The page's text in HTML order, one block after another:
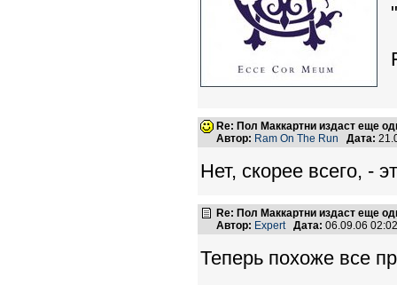
Re: Пол Маккартни издаст еще
Автор: Ram On The Run Дата:
Нет, скорее всего, -
Re: Пол Маккартни издаст еще
Автор: Expert Дата: 06.09.06
Теперь похоже все